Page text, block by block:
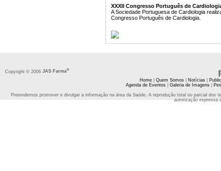
XXXII Congresso Português de
A Sociedade Portuguesa de Cardiologia
Congresso Português de Cardiologia.
Copyright © 2006 JAS Farma®
Home| Quem Somos| Notícias|
Agenda de Eventos| Galeria de Imagens|
Pretendemos promover e divulgar a informação na área da Saúde. A reprodução total ou parcial
autorização expressa